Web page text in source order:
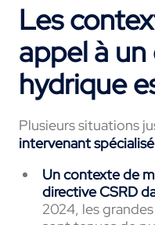
Les
appel à
hydrique
Plusieurs situations
intervenant
Un contexte de
directive CSRD
2024, les